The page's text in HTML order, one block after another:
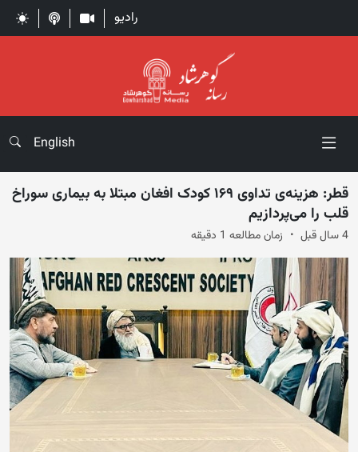
رادیو
English
قطر: هزینه‌ی تداوی ۱۶۹ کودک افغان مبتلا به بیماری سوراخ
قلب را می‌پردازیم
4 سال قبل زمان مطالعه 1 دقیقه